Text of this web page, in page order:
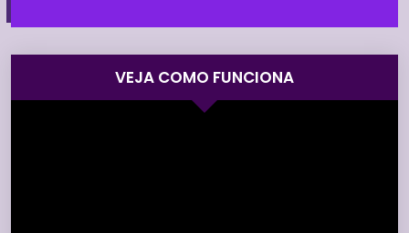
VEJA COMO FUNCIONA